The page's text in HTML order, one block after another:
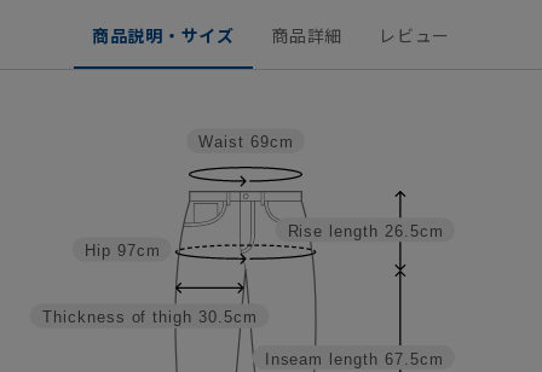
商品説明・サイズ 商品詳細 レビュー
Inseam length 67.5cm
Rise length 26.5cm
Thickness of thigh 30.5cm
Hip 97cm
Waist 69cm